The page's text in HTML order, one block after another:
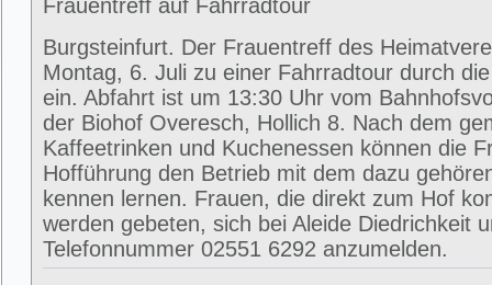
Frauentreff auf Fahrradtour
Burgsteinfurt. Der Frauentreff des
Montag, 6. Juli zu einer Fahrradtour durch
ein. Abfahrt ist um 13:30 Uhr vom
der Biohof Overesch, Hollich 8. Nach dem
Kaffeetrinken und Kuchenessen können die
Hofführung den Betrieb mit dem dazu
kennen lernen. Frauen, die direkt zum Hof
werden gebeten, sich bei Aleide Diedrichkeit
Telefonnummer 02551 6292 anzumelden.